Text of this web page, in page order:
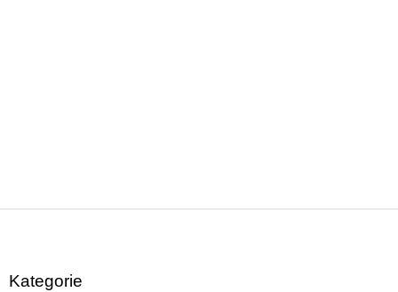
Kategorie